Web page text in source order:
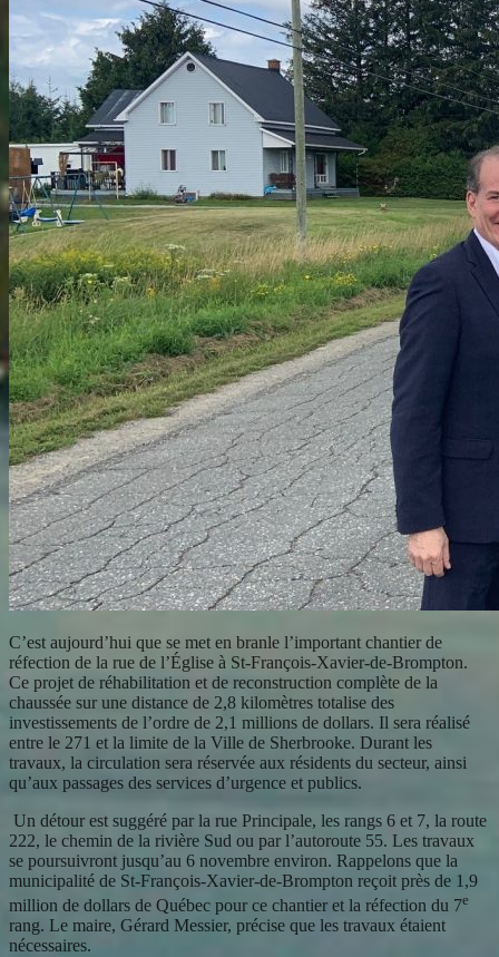
C’est aujourd’hui que se met en branle l’important chantier de
réfection de la rue de l’Église à St-François-Xavier-de-Brompton.
Ce projet de réhabilitation et de reconstruction complète de la
chaussée sur une distance de 2,8 kilomètres totalise des
investissements de l’ordre de 2,1 millions de dollars. Il sera réalisé
entre le 271 et la limite de la Ville de Sherbrooke. Durant les
travaux, la circulation sera réservée aux résidents du secteur, ainsi
qu’aux passages des services d’urgence et publics.
Un détour est suggéré par la rue Principale, les rangs 6 et 7, la route
222, le chemin de la rivière Sud ou par l’autoroute 55. Les travaux
se poursuivront jusqu’au 6 novembre environ. Rappelons que la
municipalité de St-François-Xavier-de-Brompton reçoit près de 1,9
million de dollars de Québec pour ce chantier et la réfection du 7e
rang. Le maire, Gérard Messier, précise que les travaux étaient
nécessaires.